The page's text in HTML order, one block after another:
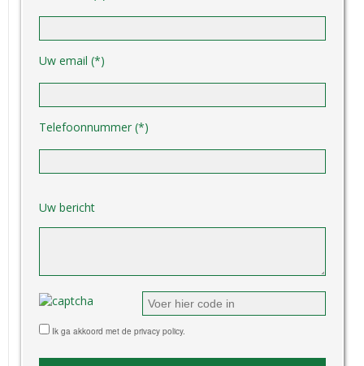
Uw email (*)
Telefoonnummer (*)
Uw bericht
Ik ga akkoord met de privacy policy.